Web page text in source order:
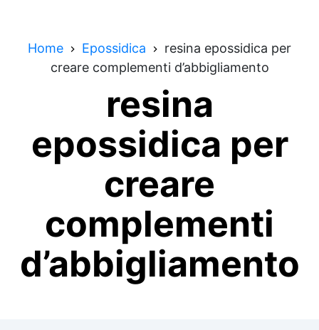
Home Epossidica
resina epossidica per
creare complementi d’abbigliamento
resina
epossidica per
creare
complementi
d’abbigliamento